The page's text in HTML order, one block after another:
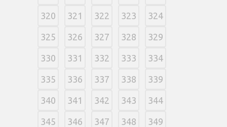
320 321 322 323 324
325 326 327 328 329
330 331 332 333 334
335 336 337 338 339
340 341 342 343 344
345 346 347 348 349